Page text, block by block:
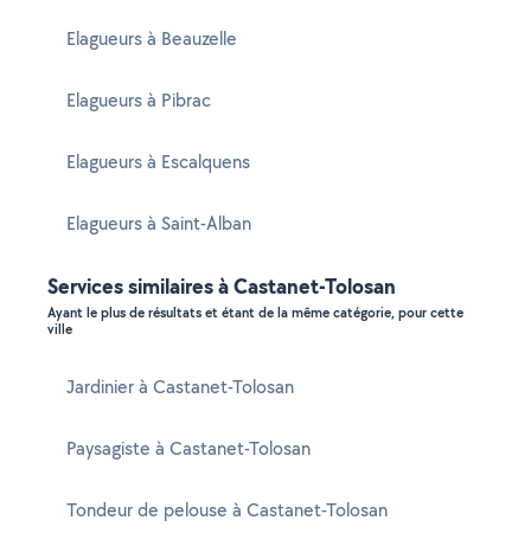
Elagueurs à Beauzelle
Elagueurs à Pibrac
Elagueurs à Escalquens
Elagueurs à Saint-Alban
Services similaires à Castanet-Tolosan
Ayant le plus de résultats et étant de la même catégorie, pour cette
ville
Jardinier à Castanet-Tolosan
Paysagiste à Castanet-Tolosan
Tondeur de pelouse à Castanet-Tolosan